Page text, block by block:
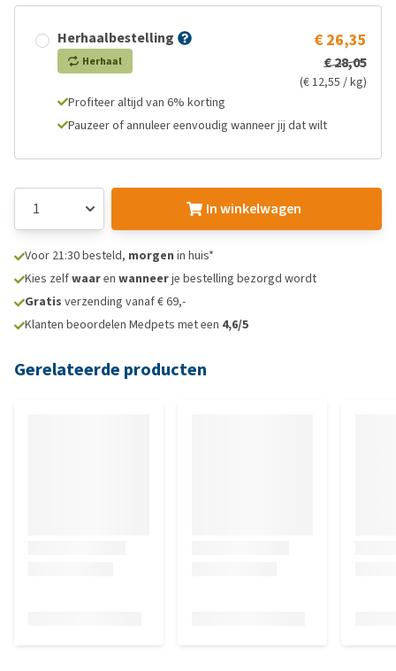
Herhaalbestelling
Herhaal
€ 26,35
€ 28,05
(€ 12,55 / kg)
Profiteer altijd van 6% korting
Pauzeer of annuleer eenvoudig wanneer jij dat wilt
In winkelwagen
Voor 21:30 besteld, morgen in huis*
Kies zelfwaaren wanneerje bestelling bezorgd wordt
Gratis verzending vanaf € 69,-
Klanten beoordelen Medpets met een 4,6/5
Gerelateerde producten